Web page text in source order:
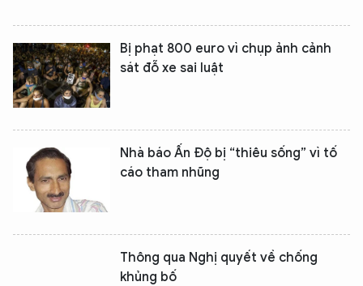
Bị phạt 800 euro vì chụp ảnh cảnh
sát đỗ xe sai luật
Nhà báo Ấn Độ bị “thiêu sống” vì tố
cáo tham nhũng
Thông qua Nghị quyết về chống
khủng bố